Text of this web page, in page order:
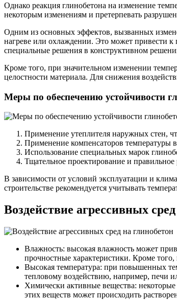
Однако реакция глинобетона на изменение
некоторым изменениям и претерпевать
Одним из основных эффектов, вызванных
нагреве или охлаждении. Это может привести
специальные решения в конструктивном
Кроме того, при значительном изменении
целостности материала. Для снижения
Меры по обеспечению устойчивости
Применение утеплителя наружных стен,
Применение компенсаторов температуры
Использование специальных марок
Тщательное проектирование и правильное
В зависимости от условий эксплуатации и
строительстве рекомендуется учитывать
Воздействие агрессивных
Влажность: высокая влажность может
прочностные характеристики. Кроме
Высокая температура: при повышенных
тепловому воздействию, например, печи
Химически активные вещества:
этих веществ может происходить